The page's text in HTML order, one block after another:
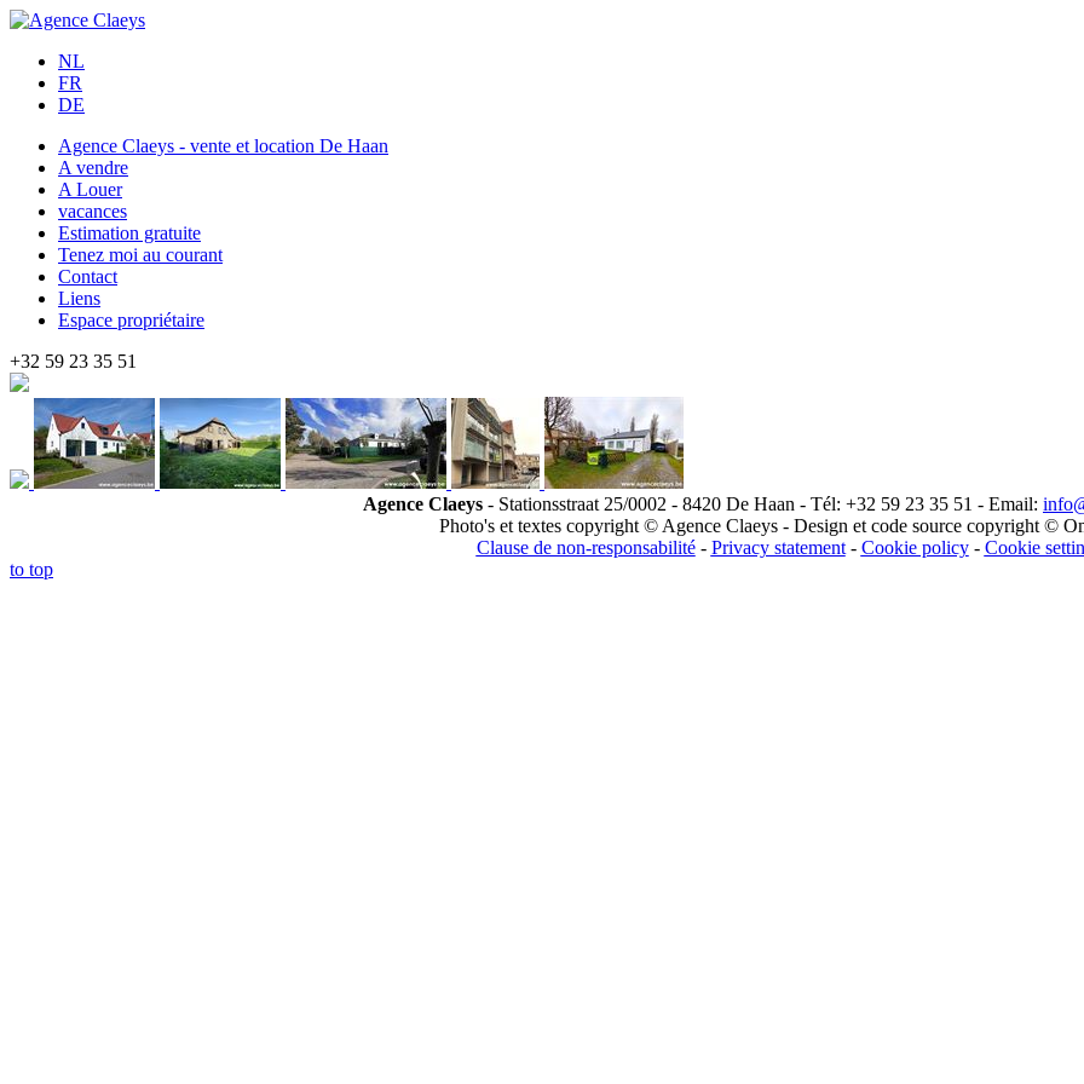
NL
FR
DE
Agence Claeys - vente et location De Haan
A vendre
A Louer
vacances
Estimation gratuite
Tenez moi au courant
Contact
Liens
Espace propriétaire
+32 59 23 35 51
Agence Claeys - Stationsstraat 25/0002 - 8420 De Haan - Tél: +32 59 23 35 51 - Email:
Photo's et textes copyright © Agence Claeys - Design et code source copyright ©
Clause de non-responsabilité- Privacy statement- Cookie policy- Cookie
to top